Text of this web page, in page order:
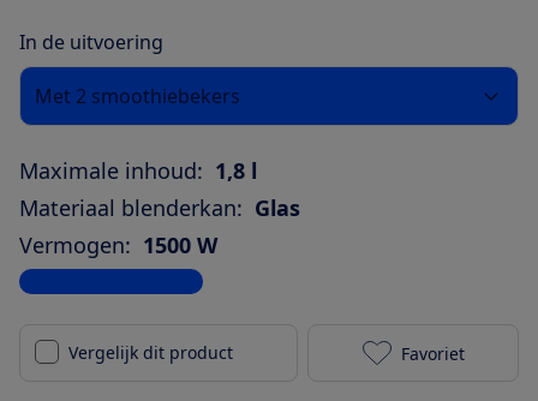
In de uitvoering
Met 2 smoothiebekers
Maximale inhoud: 1,8 l
Materiaal blenderkan: Glas
Vermogen: 1500 W
Bekijk alle specificaties
Vergelijk dit product Philips 7000-
Favoriet